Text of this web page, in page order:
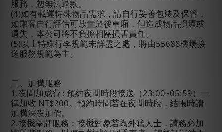
服務，恕無法退款。
(4)如有載運特殊物品需求，請自行妥善包裝及保管，
如乘客自行評估可放置於後車廂，但造成物品損壞或
遺失，本公司將不負擔相關損害責任。
(5)以上特殊行李規範未詳盡之處，將由55688機場接
送服務規範為主。
二、加購服務
1.夜間加成費 : 預約夜間時段接送（23:00~05:59）一
律加收 NT$200。預約時間若在夜間時段，結帳時請
加購深夜加價。
2.接機舉牌服務：接機對象若為外籍人士，請務必加